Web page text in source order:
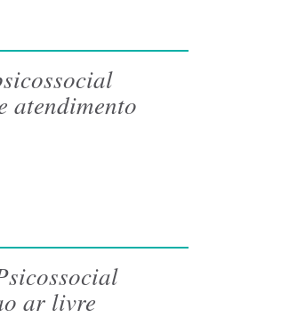
atendimento
ar livre